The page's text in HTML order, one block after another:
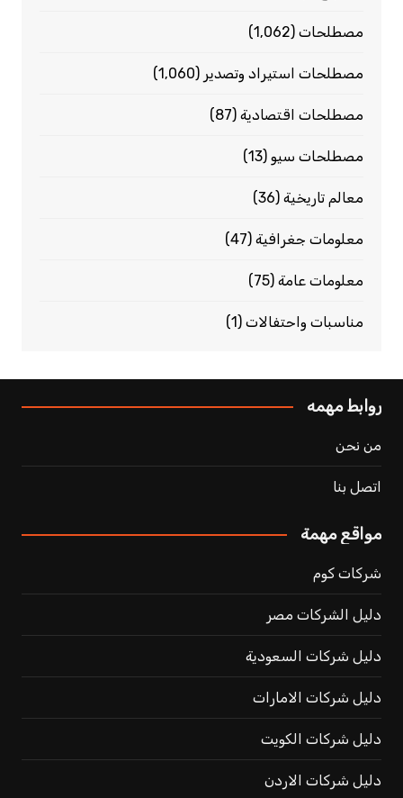
مصطلحات(1٬062)
مصطلحات استيراد وتصدير (1٬060)
مصطلحات اقتصادية(87)
مصطلحات سيو(13)
معالم تاريخية(36)
معلومات جغرافية(47)
معلومات عامة(75)
مناسبات واحتفالات(1)
روابط مهمه
من نحن
اتصل بنا
مواقع مهمة
شركات كوم
دليل الشركات مصر
دليل شركات السعودية
دليل شركات الامارات
دليل شركات الكويت
دليل شركات الاردن